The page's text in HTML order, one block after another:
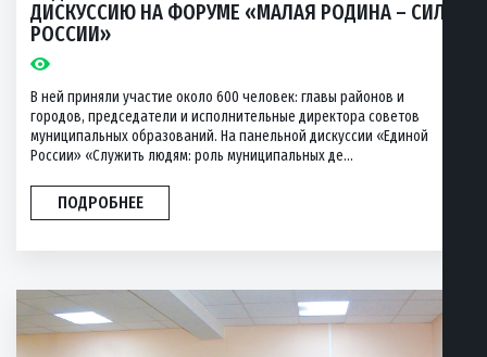
ДИСКУССИЮ НА ФОРУМЕ «МАЛАЯ РОДИНА – СИЛА
РОССИИ»
В ней приняли участие около 600 человек: главы районов и
городов, председатели и исполнительные директора советов
муниципальных образований. На панельной дискуссии «Единой
России» «Служить людям: роль муниципальных де...
ПОДРОБНЕЕ